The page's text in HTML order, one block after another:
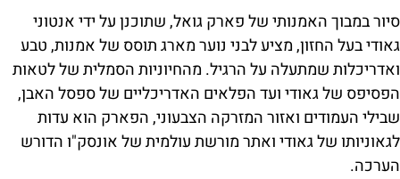
סיור במבוך האמנותי של פארק גואל, שתוכנן על ידי אנטוני
גאודי בעל החזון, מציע לבני נוער מארג תוסס של אמנות, טבע
ואדריכלות שמתעלה על הרגיל. מהחיוניות הסמלית של לטאות
הפסיפס של גאודי ועד הפלאים האדריכליים של ספסל האבן,
שבילי העמודים ואזור המזרקה הצבעוני, הפארק הוא עדות
לגאוניותו של גאודי ואתר מורשת עולמית של אונסק"ו הדורש
הערכה.